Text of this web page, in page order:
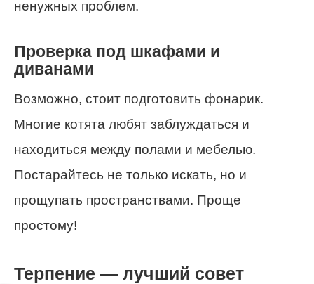
ненужных проблем.
Проверка под шкафами и
диванами
Возможно, стоит подготовить фонарик.
Многие котята любят заблуждаться и
находиться между полами и мебелью.
Постарайтесь не только искать, но и
прощупать пространствами. Проще
простому!
Терпение — лучший совет